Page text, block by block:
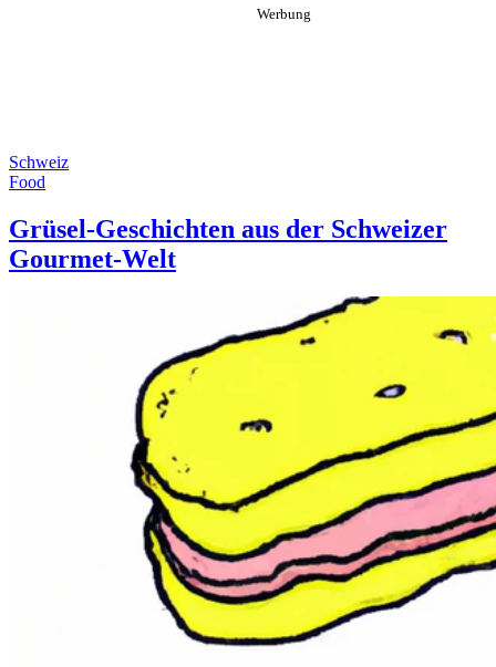
Schweiz
Food
Grüsel-Geschichten aus der Schweizer
Gourmet-Welt